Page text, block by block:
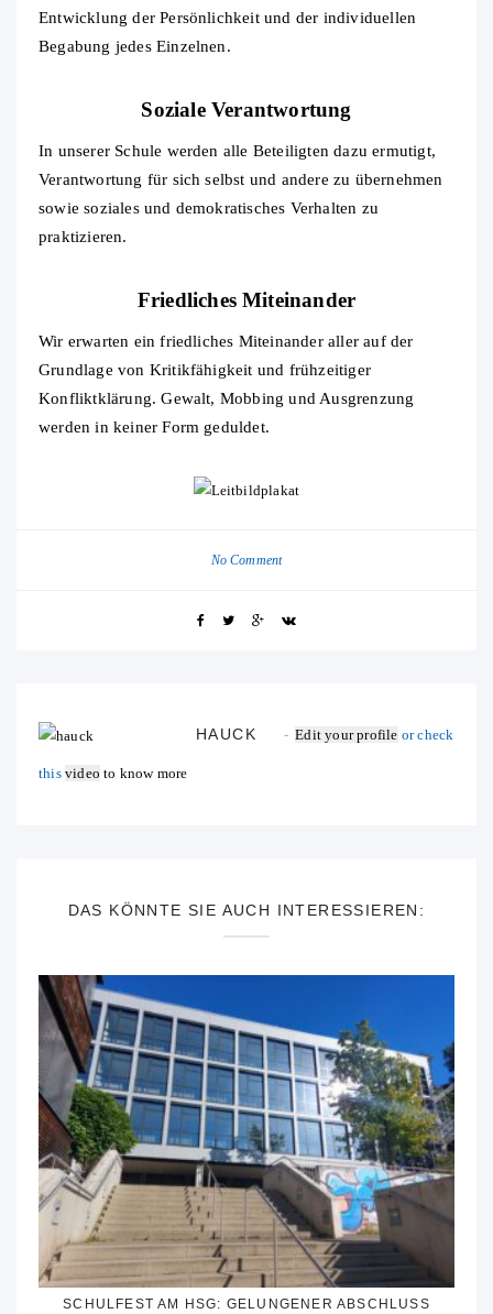
Entwicklung der Persönlichkeit und der individuellen
Begabung jedes Einzelnen.
Soziale Verantwortung
In unserer Schule werden alle Beteiligten dazu ermutigt,
Verantwortung für sich selbst und andere zu übernehmen
sowie soziales und demokratisches Verhalten zu
praktizieren.
Friedliches Miteinander
Wir erwarten ein friedliches Miteinander aller auf der
Grundlage von Kritikfähigkeit und frühzeitiger
Konfliktklärung. Gewalt, Mobbing und Ausgrenzung
werden in keiner Form geduldet.
No Comment
HAUCK Edit your profile or check
this video to know more
DAS KÖNNTE SIE AUCH INTERESSIEREN:
SCHULFEST AM HSG: GELUNGENER ABSCHLUSS